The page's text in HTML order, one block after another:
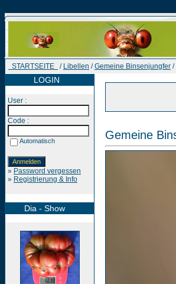
STARTSEITE / Libellen /Gemeine Binsenjungfer /
LOGIN
User :
Code :
Automatisch
» Password vergessen
» Registrierung & Info
Dia - Show
Gemeine